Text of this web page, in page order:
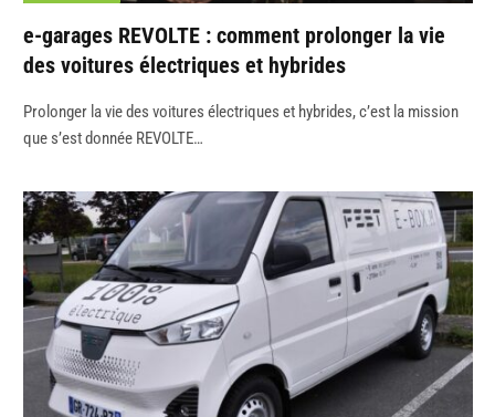
e-garages REVOLTE : comment prolonger la vie
des voitures électriques et hybrides
Prolonger la vie des voitures électriques et hybrides, c’est la mission
que s’est donnée REVOLTE…